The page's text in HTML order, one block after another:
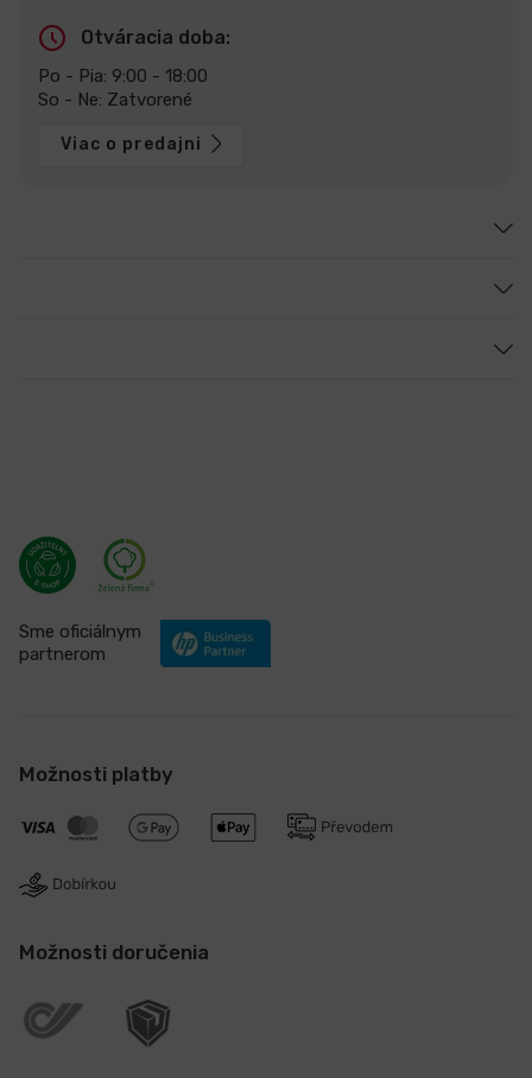
Otváracia doba:
Po - Pia: 9:00 - 18:00
So - Ne: Zatvorené
Viac o predajni
Sme oficiálnym
partnerom
Možnosti platby
Možnosti doručenia